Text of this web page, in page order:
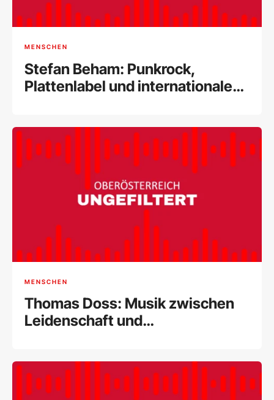
MENSCHEN
Stefan Beham: Punkrock,
Plattenlabel und internationale
MENSCHEN
Thomas Doss: Musik zwischen
Leidenschaft und